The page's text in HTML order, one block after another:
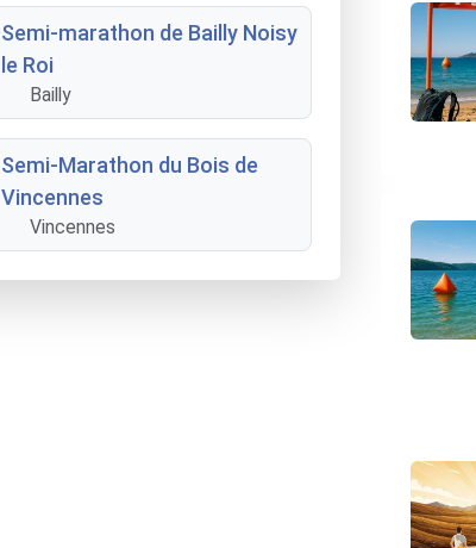
Semi-marathon de Bailly Noisy
le Roi
Bailly
Semi-Marathon du Bois de
Vincennes
Vincennes